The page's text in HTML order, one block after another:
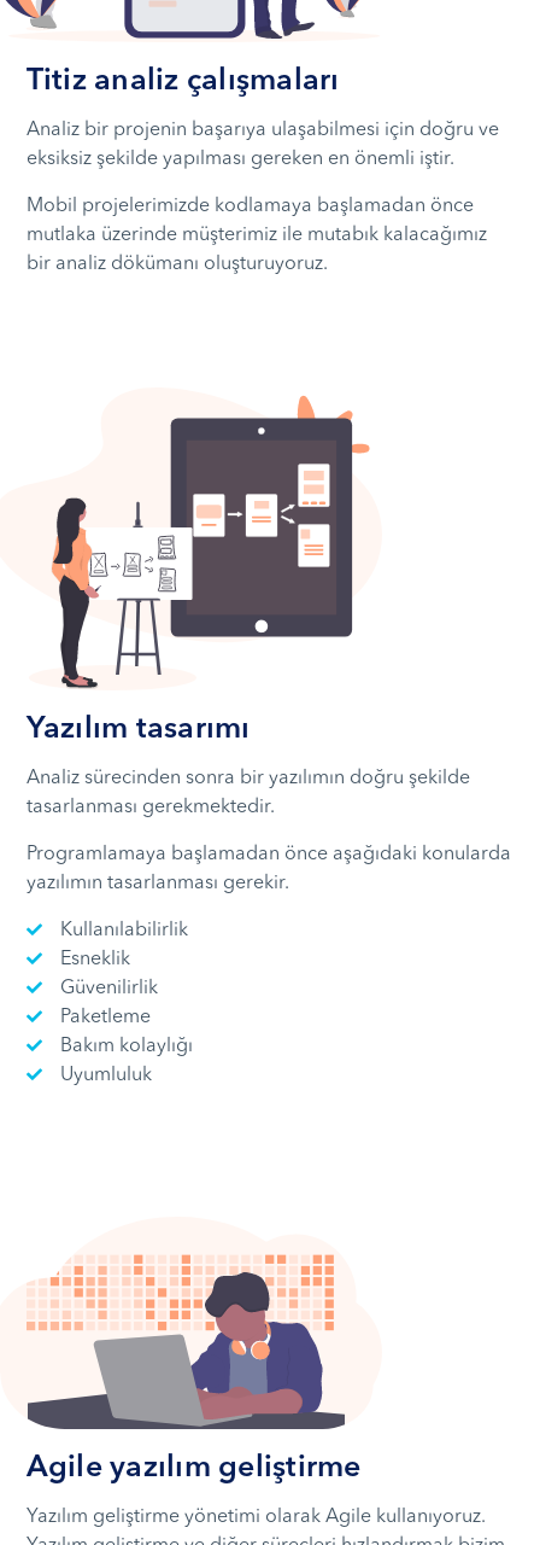
Titiz analiz çalışmaları
Analiz bir projenin başarıya ulaşabilmesi için doğru ve
eksiksiz şekilde yapılması gereken en önemli iştir.
Mobil projelerimizde kodlamaya başlamadan önce
mutlaka üzerinde müşterimiz ile mutabık kalacağımız
bir analiz dökümanı oluşturuyoruz.
Yazılım tasarımı
Analiz sürecinden sonra bir yazılımın doğru şekilde
tasarlanması gerekmektedir.
Programlamaya başlamadan önce aşağıdaki konularda
yazılımın tasarlanması gerekir.
Kullanılabilirlik
Esneklik
Güvenilirlik
Paketleme
Bakım kolaylığı
Uyumluluk
Agile yazılım geliştirme
Yazılım geliştirme yönetimi olarak Agile kullanıyoruz.